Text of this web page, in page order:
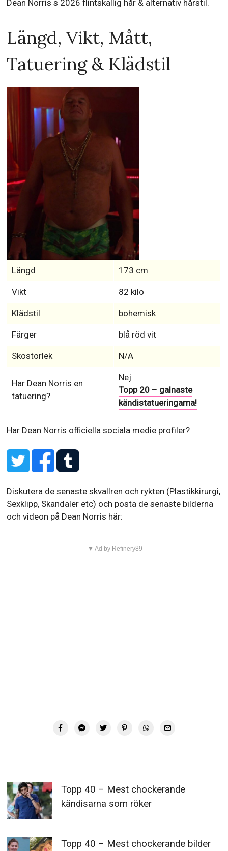
Dean Norris s 2026 flintskallig hår & alternativ hårstil.
Längd, Vikt, Mått,
Tatuering & Klädstil
Längd 173 cm
Vikt 82 kilo
Klädstil bohemisk
Färger blå röd vit
Skostorlek N/A
Har Dean Norris en
tatuering?
Nej
Topp 20 – galnaste
kändistatueringarna!
Har Dean Norris officiella sociala medie profiler?
Diskutera de senaste skvallren och rykten (Plastikkirurgi,
Sexklipp, Skandaler etc) och posta de senaste bilderna
och videon på Dean Norris här:
▼ Ad by Refinery89
Topp 40 – Mest chockerande
kändisarna som röker
Topp 40 – Mest chockerande bilder